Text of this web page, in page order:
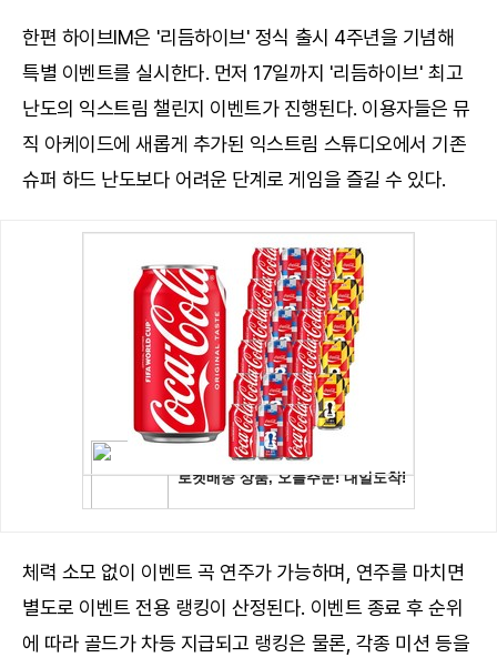
한편 하이브IM은 '리듬하이브' 정식 출시 4주년을 기념해
특별 이벤트를 실시한다. 먼저 17일까지 '리듬하이브' 최고
난도의 익스트림 챌린지 이벤트가 진행된다. 이용자들은 뮤
직 아케이드에 새롭게 추가된 익스트림 스튜디오에서 기존
슈퍼 하드 난도보다 어려운 단계로 게임을 즐길 수 있다.
체력 소모 없이 이벤트 곡 연주가 가능하며, 연주를 마치면
별도로 이벤트 전용 랭킹이 산정된다. 이벤트 종료 후 순위
에 따라 골드가 차등 지급되고 랭킹은 물론, 각종 미션 등을